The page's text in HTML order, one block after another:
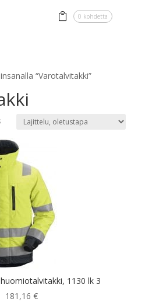
0 kohdetta
“Varotalvitakki”
1130 lk 3
181,16 €